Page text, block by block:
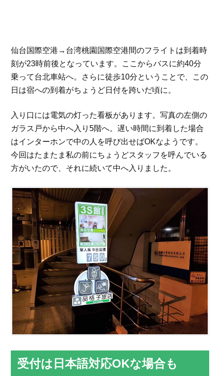
仙台国際空港→台湾桃園国際空港間のフライトは到着時
刻が23時前後となっています。ここからバスに約40分
乗って台北車站へ。さらに徒歩10分ということで、この
日は宿への到着がちょうど日付を跨いだ頃に。
入り口には電気の灯った看板があります。写真の左側の
ガラス戸から中へ入り5階へ。遅い時間に到着した場合
はインターホンで中の人を呼び出せばOKなようです。
今回はたまたま私の前にちょうどスタッフを呼んでいる
方がいたので、それに続いて中へ入りました。
受付は日本語対応OKな場合も